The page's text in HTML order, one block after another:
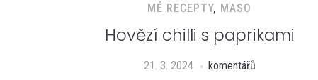
MÉ RECEPTY, MASO
Hovězí chilli s paprikami
21. 3. 2024 komentářů